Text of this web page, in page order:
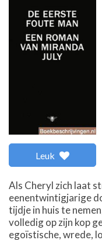
Leuk
Als Cheryl zich laat
eenentwintigjarige
tijdje in huis te
volledig op zijn kop
egoïstische, wrede,